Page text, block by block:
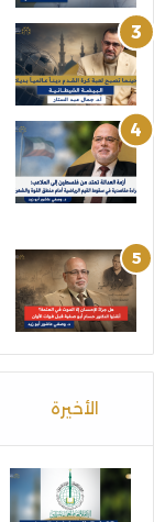
الأخيرة